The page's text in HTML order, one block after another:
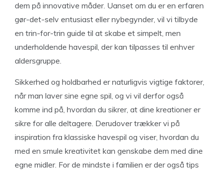
dem på innovative måder. Uanset om du er en erfaren
gør-det-selv entusiast eller nybegynder, vil vi tilbyde
en trin-for-trin guide til at skabe et simpelt, men
underholdende havespil, der kan tilpasses til enhver
aldersgruppe.
Sikkerhed og holdbarhed er naturligvis vigtige faktorer,
når man laver sine egne spil, og vi vil derfor også
komme ind på, hvordan du sikrer, at dine kreationer er
sikre for alle deltagere. Derudover trækker vi på
inspiration fra klassiske havespil og viser, hvordan du
med en smule kreativitet kan genskabe dem med dine
egne midler. For de mindste i familien er der også tips